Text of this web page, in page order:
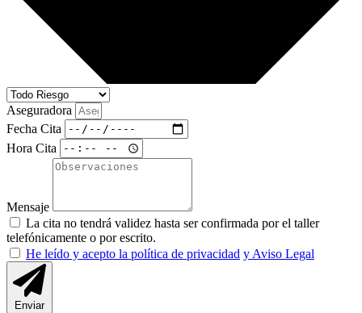
Aseguradora
Fecha Cita
Hora Cita
Mensaje
La cita no tendrá validez hasta ser confirmada por el taller
telefónicamente o por escrito.
He leído y acepto la política de privacidad y Aviso Legal
Enviar